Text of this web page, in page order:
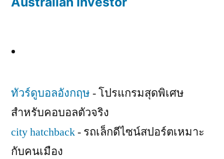
ทัวร์ดูบอลอังกฤษ - โปรแกรมสุดพิเศษ
สำหรับคอบอลตัวจริง
city hatchback- รถเล็กดีไซน์สปอร์ตเหมาะ
กับคนเมือง